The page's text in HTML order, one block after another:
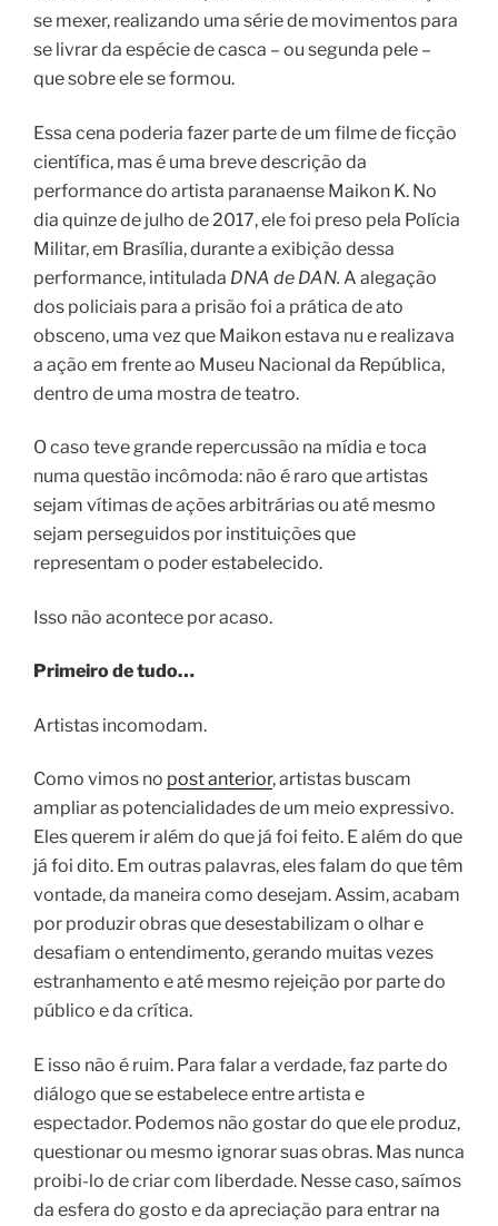
se mexer, realizando uma série de movimentos para
se livrar da espécie de casca – ou segunda pele –
que sobre ele se formou.
Essa cena poderia fazer parte de um filme de ficção
científica, mas é uma breve descrição da
performance do artista paranaense Maikon K. No
dia quinze de julho de 2017, ele foi preso pela Polícia
Militar, em Brasília, durante a exibição dessa
performance, intitulada DNA de DAN. A alegação
dos policiais para a prisão foi a prática de ato
obsceno, uma vez que Maikon estava nu e realizava
a ação em frente ao Museu Nacional da República,
dentro de uma mostra de teatro.
O caso teve grande repercussão na mídia e toca
numa questão incômoda: não é raro que artistas
sejam vítimas de ações arbitrárias ou até mesmo
sejam perseguidos por instituições que
representam o poder estabelecido.
Isso não acontece por acaso.
Primeiro de tudo…
Artistas incomodam.
Como vimos no post anterior, artistas buscam
ampliar as potencialidades de um meio expressivo.
Eles querem ir além do que já foi feito. E além do que
já foi dito. Em outras palavras, eles falam do que têm
vontade, da maneira como desejam. Assim, acabam
por produzir obras que desestabilizam o olhar e
desafiam o entendimento, gerando muitas vezes
estranhamento e até mesmo rejeição por parte do
público e da crítica.
E isso não é ruim. Para falar a verdade, faz parte do
diálogo que se estabelece entre artista e
espectador. Podemos não gostar do que ele produz,
questionar ou mesmo ignorar suas obras. Mas nunca
proibi-lo de criar com liberdade. Nesse caso, saímos
da esfera do gosto e da apreciação para entrar na